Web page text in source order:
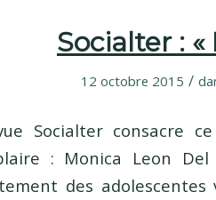
Socialter :
12 octobre 2015 /
Socialter consacre
: Monica Leon
des adolescentes